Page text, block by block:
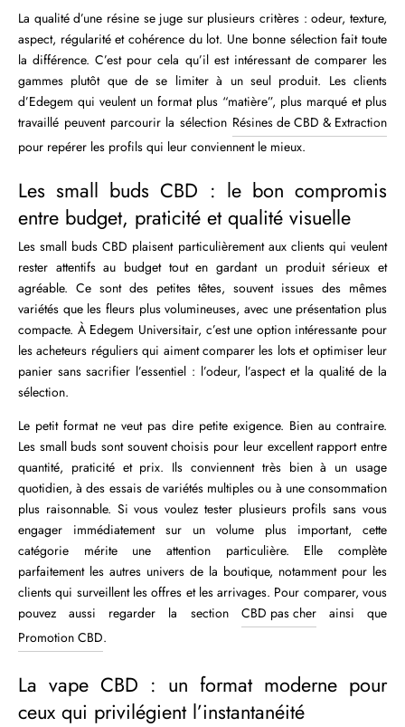
La qualité d’une résine se juge sur plusieurs critères : odeur, texture,
aspect, régularité et cohérence du lot. Une bonne sélection fait toute
la différence. C’est pour cela qu’il est intéressant de comparer les
gammes plutôt que de se limiter à un seul produit. Les clients
d’Edegem qui veulent un format plus “matière”, plus marqué et plus
travaillé peuvent parcourir la sélection Résines de CBD & Extraction
pour repérer les profils qui leur conviennent le mieux.
Les small buds CBD : le bon compromis
entre budget, praticité et qualité visuelle
Les small buds CBD plaisent particulièrement aux clients qui veulent
rester attentifs au budget tout en gardant un produit sérieux et
agréable. Ce sont des petites têtes, souvent issues des mêmes
variétés que les fleurs plus volumineuses, avec une présentation plus
compacte. À Edegem Universitair, c’est une option intéressante pour
les acheteurs réguliers qui aiment comparer les lots et optimiser leur
panier sans sacrifier l’essentiel : l’odeur, l’aspect et la qualité de la
sélection.
Le petit format ne veut pas dire petite exigence. Bien au contraire.
Les small buds sont souvent choisis pour leur excellent rapport entre
quantité, praticité et prix. Ils conviennent très bien à un usage
quotidien, à des essais de variétés multiples ou à une consommation
plus raisonnable. Si vous voulez tester plusieurs profils sans vous
engager immédiatement sur un volume plus important, cette
catégorie mérite une attention particulière. Elle complète
parfaitement les autres univers de la boutique, notamment pour les
clients qui surveillent les offres et les arrivages. Pour comparer, vous
pouvez aussi regarder la section CBD pas cherainsi que
Promotion CBD.
La vape CBD : un format moderne pour
ceux qui privilégient l’instantanéité